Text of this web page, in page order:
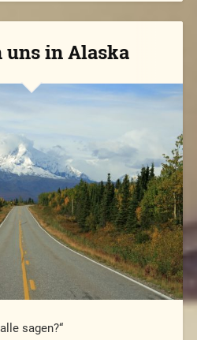
uns in Alaska
sagen?“